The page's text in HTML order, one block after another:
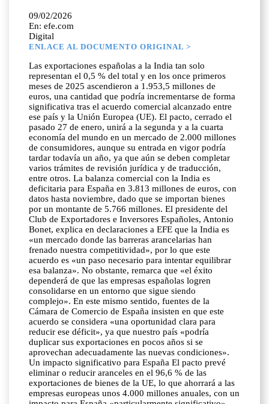
09/02/2026
En: efe.com
Digital
ENLACE AL DOCUMENTO ORIGINAL >
Las exportaciones españolas a la India tan solo
representan el 0,5 % del total y en los once primeros
meses de 2025 ascendieron a 1.953,5 millones de
euros, una cantidad que podría incrementarse de forma
significativa tras el acuerdo comercial alcanzado entre
ese país y la Unión Europea (UE). El pacto, cerrado el
pasado 27 de enero, unirá a la segunda y a la cuarta
economía del mundo en un mercado de 2.000 millones
de consumidores, aunque su entrada en vigor podría
tardar todavía un año, ya que aún se deben completar
varios trámites de revisión jurídica y de traducción,
entre otros. La balanza comercial con la India es
deficitaria para España en 3.813 millones de euros, con
datos hasta noviembre, dado que se importan bienes
por un montante de 5.766 millones. El presidente del
Club de Exportadores e Inversores Españoles, Antonio
Bonet, explica en declaraciones a EFE que la India es
«un mercado donde las barreras arancelarias han
frenado nuestra competitividad», por lo que este
acuerdo es «un paso necesario para intentar equilibrar
esa balanza». No obstante, remarca que «el éxito
dependerá de que las empresas españolas logren
consolidarse en un entorno que sigue siendo
complejo». En este mismo sentido, fuentes de la
Cámara de Comercio de España insisten en que este
acuerdo se considera «una oportunidad clara para
reducir ese déficit», ya que nuestro país «podría
duplicar sus exportaciones en pocos años si se
aprovechan adecuadamente las nuevas condiciones».
Un impacto significativo para España El pacto prevé
eliminar o reducir aranceles en el 96,6 % de las
exportaciones de bienes de la UE, lo que ahorrará a las
empresas europeas unos 4.000 millones anuales, con un